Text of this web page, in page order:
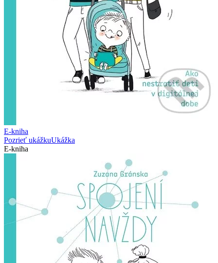
E-kniha
Pozrieť ukážkuUkážka
E-kniha